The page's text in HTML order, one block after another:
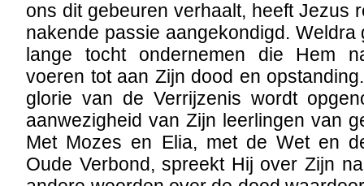
ons dit gebeuren verhaalt, heeft Jezus
nakende passie aangekondigd. Weldra
lange tocht ondernemen die Hem
voeren tot aan Zijn dood en
glorie van de Verrijzenis wordt
aanwezigheid van Zijn leerlingen van
Met Mozes en Elia, met de Wet en
Oude Verbond, spreekt Hij over Zijn